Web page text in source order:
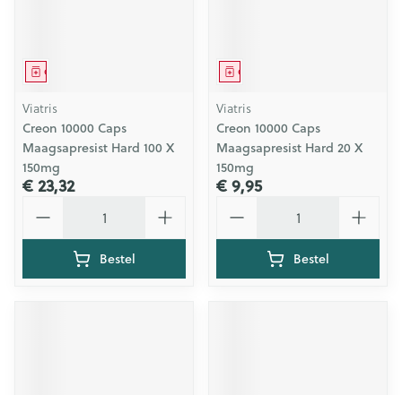
Geneesmiddel
Viatris
Creon 10000 Caps
Maagsapresist Hard 100 X
150mg
€ 23,32
Bestel
Geneesmiddel
Viatris
Creon 10000 Caps
Maagsapresist Hard 20 X
150mg
€ 9,95
Bestel